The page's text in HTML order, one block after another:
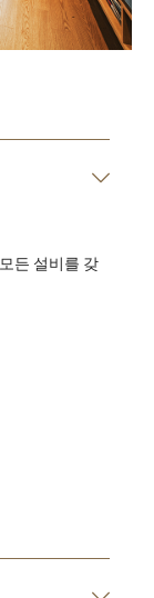
든 설비를 갖